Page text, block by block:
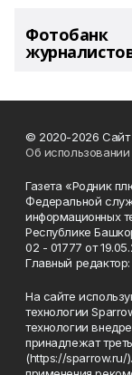
Фотобанк
© 2020-2026 Сайт
Об
Газета «Родник
Федеральной
информационных
Республике
02 - 01777 от
Главный
На сайте
технологии
технологии
принадлежат
(https://